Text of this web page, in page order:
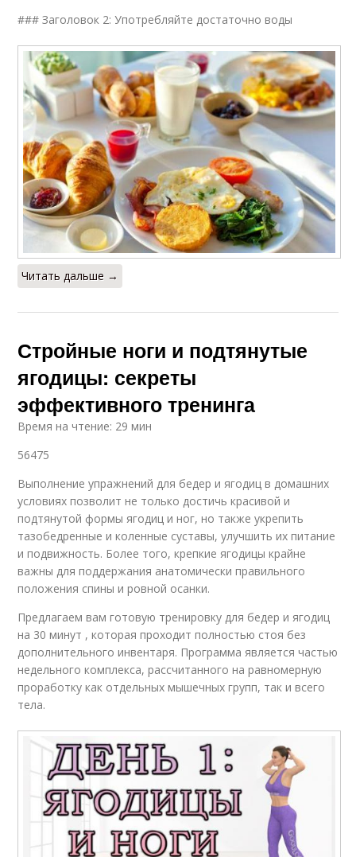
### Заголовок 2: Употребляйте достаточно воды
Читать дальше →
Стройные ноги и подтянутые
ягодицы: секреты
эффективного тренинга
Время на чтение: 29 мин
56475
Выполнение упражнений для бедер и ягодиц в домашних
условиях позволит не только достичь красивой и
подтянутой формы ягодиц и ног, но также укрепить
тазобедренные и коленные суставы, улучшить их питание
и подвижность. Более того, крепкие ягодицы крайне
важны для поддержания анатомически правильного
положения спины и ровной осанки.
Предлагаем вам готовую тренировку для бедер и ягодиц
на 30 минут , которая проходит полностью стоя без
дополнительного инвентаря. Программа является частью
недельного комплекса, рассчитанного на равномерную
проработку как отдельных мышечных групп, так и всего
тела.